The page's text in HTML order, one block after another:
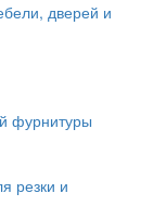
дверей и
фурнитуры
резки и